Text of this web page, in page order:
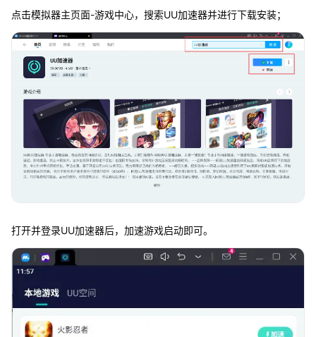
点击模拟器主页面-游戏中心，搜索UU加速器并进行下载安装；
打开并登录UU加速器后，加速游戏启动即可。